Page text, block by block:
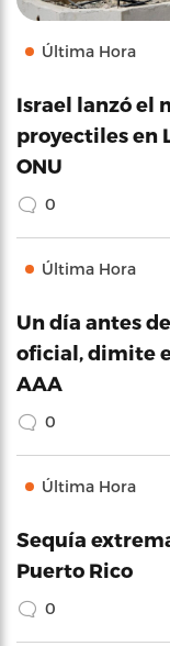
Última Hora
Israel lanzó el
proyectiles en
ONU
0
Última Hora
Un día antes
oficial, dimite
AAA
0
Última Hora
Sequía
Puerto Rico
0